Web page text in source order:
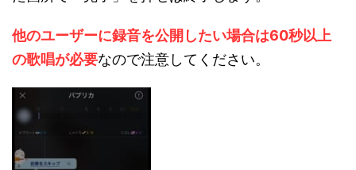
他のユーザーに録音を公開したい場合は60秒以上
の歌唱が必要なので注意してください。